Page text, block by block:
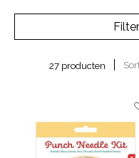
27 producten